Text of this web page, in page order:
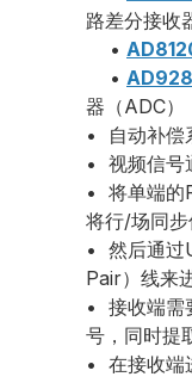
路差分接收
•
•
器（ADC）
• 自动补偿
• 视频信号
• 将单端的
将行/场同步
• 然后通过
Pair）线来
• 接收端需
号，同时提
• 在接收端